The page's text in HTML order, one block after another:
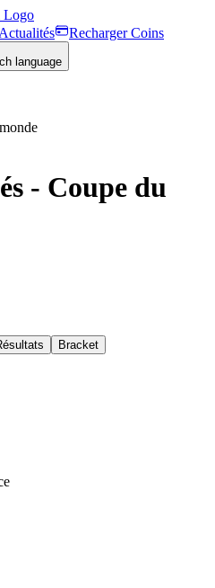
Actualités Recharger Coins
language
- Coupe du
Bracket